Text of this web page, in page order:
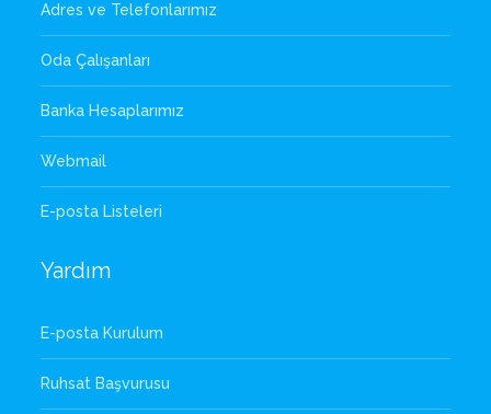
Adres ve Telefonlarımız
Oda Çalışanları
Banka Hesaplarımız
Webmail
E-posta Listeleri
Yardım
E-posta Kurulum
Ruhsat Başvurusu